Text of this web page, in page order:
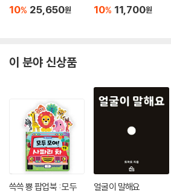
10% 25,650원 10% 11,700원
이 분야 신상품
쓱쓱 뿅 팝업북 : 모두
얼굴이 말해요